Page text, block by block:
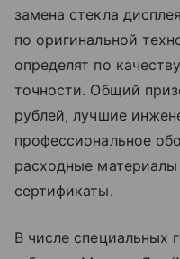
замена стекла
по оригинальной
определят по
точности. Общий
рублей, лучшие
профессиональное
расходные
сертификаты.
В числе специальных